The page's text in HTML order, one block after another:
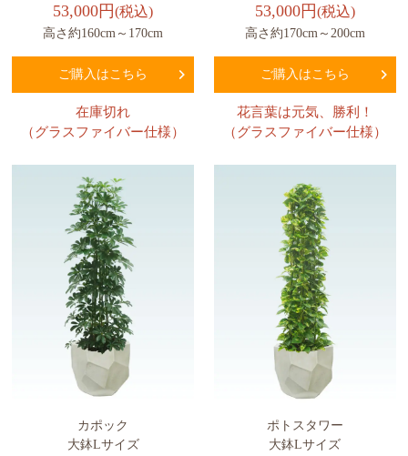
53,000円(税込)
高さ約160cm～170cm
ご購入はこちら
在庫切れ
（グラスファイバー仕様）
53,000円(税込)
高さ約170cm～200cm
ご購入はこちら
花言葉は元気、勝利！
（グラスファイバー仕様）
カポック
大鉢Lサイズ
ポトスタワー
大鉢Lサイズ